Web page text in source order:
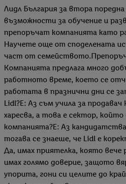
Лидл България за втора
възможности за обучение и
препоръчат компанията като
Научете още от споделената
част от
Компанията предлага много
работното време, което се
работата в празнични дни се
Lidl?Е: Аз съм учила за
харесва, а това е сектор,
компанията?Е: Аз
тогава се знаеше, че Lidl е
Да, имах приятелка, която
имах голямо доверие, защото
упорита, гони си целите до